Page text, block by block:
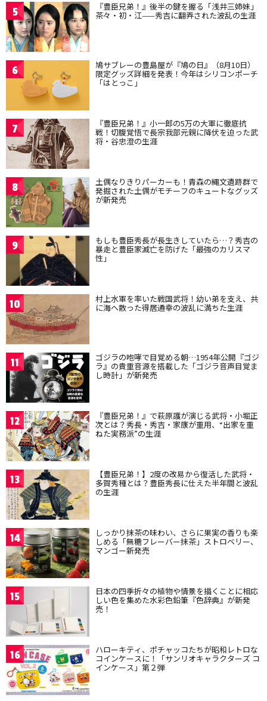
5 『豊臣兄弟！』後半の鍵を握る「浅井三姉妹」
茶々・初・江——秀吉に翻弄された波乱の生涯
6 鳩サブレーの豊島屋が『鳩の日』（8月10日）
限定グッズ詳細を発表！今年はシリコンポーチ
「はとっこ」
7 『豊臣兄弟！』小一郎の5万の大軍に徹底抗
戦！切腹覚悟で長宗我部元親に降伏を迫った武
将・谷忠澄の生涯
8 土偶なりきりパーカーも！青森の縄文遺跡群で
発掘された土偶がモチーフのキュートなグッズ
が新発売
9 もしも豊臣秀長が長生きしていたら…？秀吉の
暴走と豊臣家滅亡を防げた「最強のカリスマ
性」
10 村上水軍を率いた戦国武将！幼い弟を支え、共
に海へ散った得居通幸の波乱に満ちた生涯
11 ゴジラの咆哮で目覚める朝…1954年公開『ゴジ
ラ』の貴重音源を搭載した「ゴジラ音声目覚ま
し時計」が新発売
12 『豊臣兄弟！』で萩原護が演じる武将・小堀正
次とは？秀長・秀吉・家康が重用、“出家を重
ねた実務派”の生涯
13 【豊臣兄弟！】2度の改易から復活した武将・
多賀秀種とは？豊臣秀長に仕えた半年間と波乱
の生涯
14 しっかり抹茶の味わい、さらに果実の香りも楽
しめる「無糖フレーバー抹茶」ストロベリー、
マンゴー新発売
15 日本の四季折々の植物や情景を描くことに相応
しい色を集めた水彩色鉛筆『色辞典』が新発
売！
16 ハローキティ、ポチャッコたちが昭和レトロな
コインケースに！「サンリオキャラクターズ コ
インケース」第２弾